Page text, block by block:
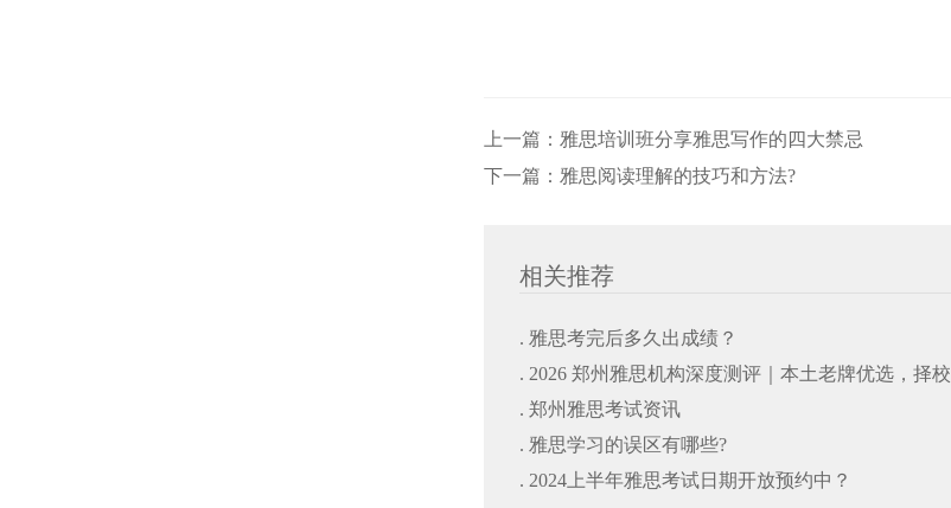
上一篇： 雅思培训班分享雅思写作的四大禁忌
下一篇： 雅思阅读理解的技巧和方法?
相关推荐
. 雅思考完后多久出成绩？
. 2026 郑州雅思机构深度测评｜本土老牌优选，择校
避坑干货指南
. 郑州雅思考试资讯
. 雅思学习的误区有哪些?
. 2024上半年雅思考试日期开放预约中？